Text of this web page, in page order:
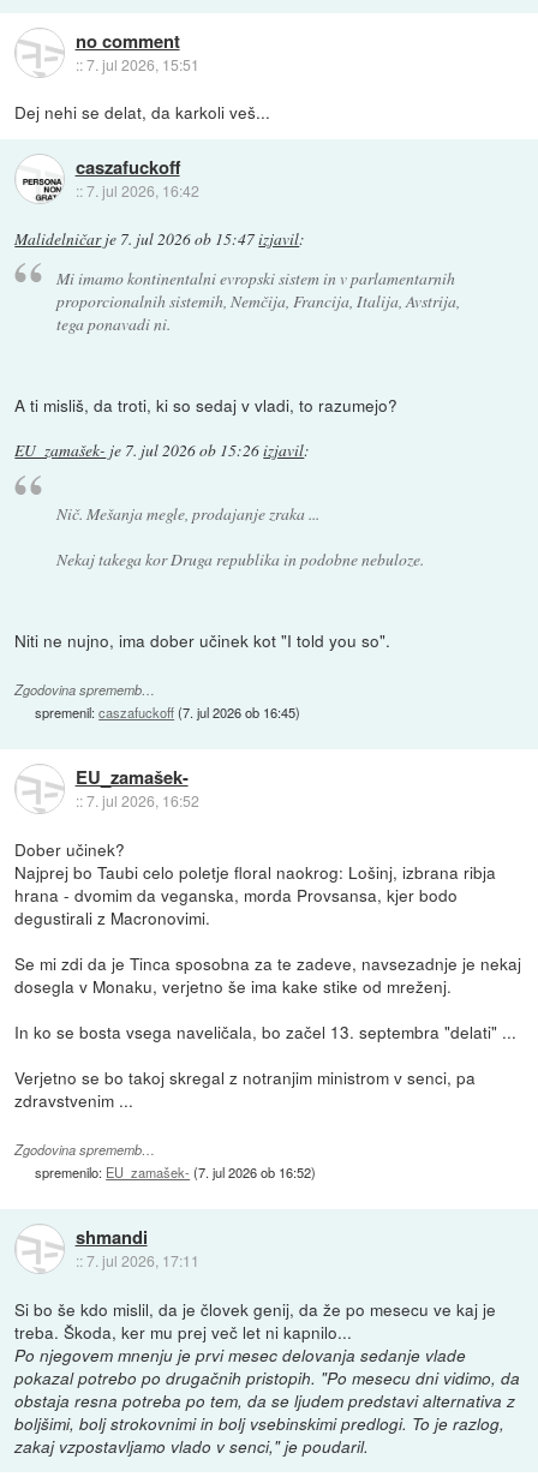
no comment
::7. jul 2026, 15:51
Dej nehi se delat, da karkoli veš...
caszafuckoff
::7. jul 2026, 16:42
Malidelničarje 7. jul 2026 ob 15:47izjavil:
Mi imamo kontinentalni evropski sistem in v parlamentarnih
proporcionalnih sistemih, Nemčija, Francija, Italija, Avstrija,
tega ponavadi ni.
A ti misliš, da troti, ki so sedaj v vladi, to razumejo?
EU_zamašek- je 7. jul 2026 ob 15:26izjavil:
Nič. Mešanja megle, prodajanje zraka ...
Nekaj takega kor Druga republika in podobne nebuloze.
Niti ne nujno, ima dober učinek kot "I told you so".
Zgodovina sprememb…
spremenil:caszafuckoff(7. jul 2026 ob 16:45)
EU_zamašek-
::7. jul 2026, 16:52
Dober učinek?
Najprej bo Taubi celo poletje floral naokrog: Lošinj, izbrana ribja
hrana - dvomim da veganska, morda Provsansa, kjer bodo
degustirali z Macronovimi.
Se mi zdi da je Tinca sposobna za te zadeve, navsezadnje je nekaj
dosegla v Monaku, verjetno še ima kake stike od mreženj.
In ko se bosta vsega naveličala, bo začel 13. septembra "delati" ...
Verjetno se bo takoj skregal z notranjim ministrom v senci, pa
zdravstvenim ...
Zgodovina sprememb…
spremenilo: EU_zamašek- (7. jul 2026 ob 16:52)
shmandi
::7. jul 2026, 17:11
Si bo še kdo mislil, da je človek genij, da že po mesecu ve kaj je
treba. Škoda, ker mu prej več let ni kapnilo...
Po njegovem mnenju je prvi mesec delovanja sedanje vlade
pokazal potrebo po drugačnih pristopih. "Po mesecu dni vidimo, da
obstaja resna potreba po tem, da se ljudem predstavi alternativa z
boljšimi, bolj strokovnimi in bolj vsebinskimi predlogi. To je razlog,
zakaj vzpostavljamo vlado v senci," je poudaril.